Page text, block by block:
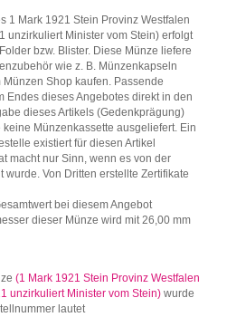
1 Mark 1921 Stein Provinz Westfalen
unzirkuliert Minister vom Stein) erfolgt
bzw. Blister. Diese Münze liefere
wie z. B. Münzenkapseln
Shop kaufen. Passende
Endes dieses Angebotes direkt in den
dieses Artikels (Gedenkprägung)
Münzenkassette ausgeliefert. Ein
existiert für diesen Artikel
macht nur Sinn, wenn es von der
Von Dritten erstellte Zertifikate
bei diesem Angebot
dieser Münze wird mit 26,00 mm
(1 Mark 1921 Stein Provinz Westfalen
unzirkuliert Minister vom Stein) wurde
lautet